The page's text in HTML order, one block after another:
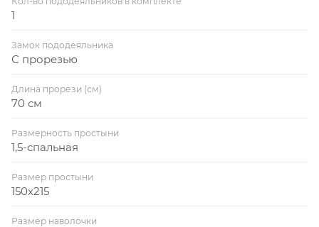
1
Замок пододеяльника
С прорезью
Длина прорези (см)
70 см
Размерность простыни
1,5-спальная
Размер простыни
150x215
Размер наволочки